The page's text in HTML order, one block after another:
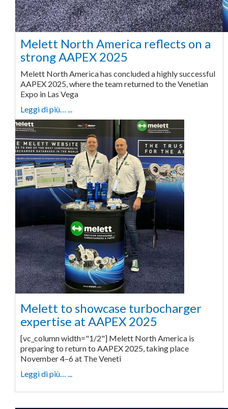
Melett North America reflects on a
strong AAPEX 2025
Melett North America has concluded a highly successful
AAPEX 2025, where the team returned to the Venetian
Expo in Las Vega
Leggi di più… ...
Melett to showcase turbocharger
expertise at AAPEX 2025
[vc_column width="1/2"] Melett North America is
preparing to return to AAPEX 2025, taking place
November 4–6 at The Veneti
Leggi di più… ...